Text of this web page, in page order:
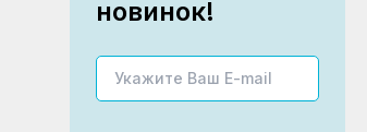
новинок!